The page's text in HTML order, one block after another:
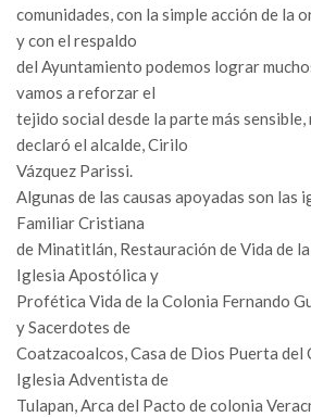
comunidades, con la simple acción de la
y con el respaldo
del Ayuntamiento podemos lograr
vamos a reforzar el
tejido social desde la parte más sensible,
declaró el alcalde, Cirilo
Vázquez Parissi.
Algunas de las causas apoyadas son las
Familiar Cristiana
de Minatitlán, Restauración de Vida de
Iglesia Apostólica y
Profética Vida de la Colonia Fernando
y Sacerdotes de
Coatzacoalcos, Casa de Dios Puerta
Iglesia Adventista de
Tulapan, Arca del Pacto de colonia